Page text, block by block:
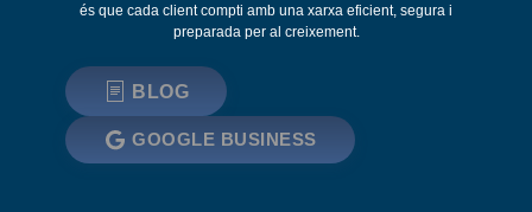
és que cada client compti amb una xarxa eficient, segura i
preparada per al creixement.
BLOG
GOOGLE BUSINESS